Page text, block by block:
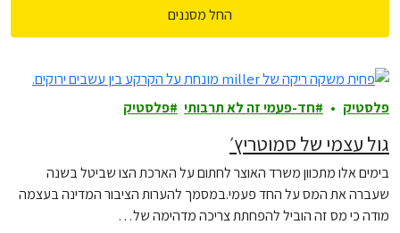
החל מסננים
filtered results
פלסטיק חד-פעמי זה לא תרבותי פלסטיק
גול עצמי של סמוטריץ׳
בימים אלו מתכוון משרד האוצר לחתום על הארכת הצו שביטל בשנה
שעברה את המס על החד פעמי.במסמך להערות הציבור המדינה בעצמה
מודה כי מס זה הוביל להפחתת צריכה מדהימה של…